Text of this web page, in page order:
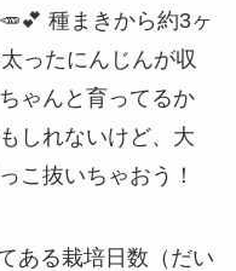
種まきから約3ヶ
ったにんじんが収
ゃんと育ってるか
しれないけど、大
こ抜いちゃおう！
ある栽培日数（だい